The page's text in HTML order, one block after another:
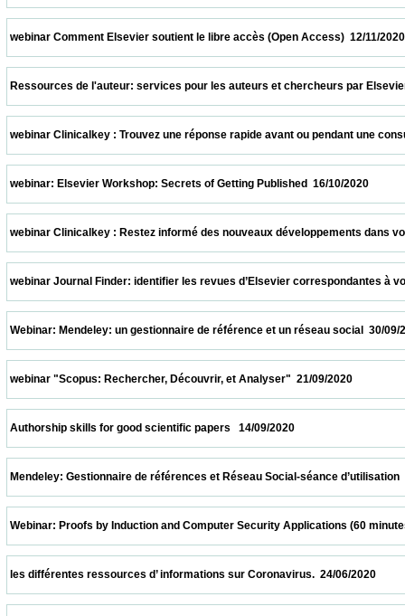
webinar Comment Elsevier soutient le libre accès (Open
Ressources de l'auteur: services pour les auteurs et chercheurs
webinar Clinicalkey : Trouvez une réponse rapide avant ou
webinar: Elsevier Workshop: Secrets of Getting Published  16/
webinar Clinicalkey : Restez informé des nouveaux
webinar Journal Finder: identifier les revues d’Elsevier
Webinar: Mendeley: un gestionnaire de référence et un réseau
webinar "Scopus: Rechercher, Découvrir, et Analyser"  21/09/
Authorship skills for good scientific papers   14/09/2020
Mendeley: Gestionnaire de références et Réseau Social-séance
Webinar: Proofs by Induction and Computer Security Applications
les différentes ressources d’ informations sur Coronavirus.  24/